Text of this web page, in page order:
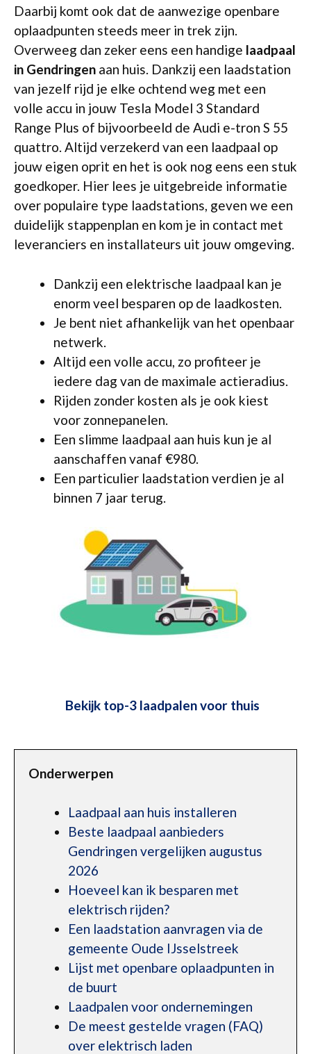
Daarbij komt ook dat de aanwezige openbare
oplaadpunten steeds meer in trek zijn.
Overweeg dan zeker eens een handige laadpaal
in Gendringen aan huis. Dankzij een laadstation
van jezelf rijd je elke ochtend weg met een
volle accu in jouw Tesla Model 3 Standard
Range Plus of bijvoorbeeld de Audi e-tron S 55
quattro. Altijd verzekerd van een laadpaal op
jouw eigen oprit en het is ook nog eens een stuk
goedkoper. Hier lees je uitgebreide informatie
over populaire type laadstations, geven we een
duidelijk stappenplan en kom je in contact met
leveranciers en installateurs uit jouw omgeving.
Dankzij een elektrische laadpaal kan je
enorm veel besparen op de laadkosten.
Je bent niet afhankelijk van het openbaar
netwerk.
Altijd een volle accu, zo profiteer je
iedere dag van de maximale actieradius.
Rijden zonder kosten als je ook kiest
voor zonnepanelen.
Een slimme laadpaal aan huis kun je al
aanschaffen vanaf €980.
Een particulier laadstation verdien je al
binnen 7 jaar terug.
Bekijk top-3 laadpalen voor thuis
Onderwerpen
Laadpaal aan huis installeren
Beste laadpaal aanbieders
Gendringen vergelijken augustus
2026
Hoeveel kan ik besparen met
elektrisch rijden?
Een laadstation aanvragen via de
gemeente Oude IJsselstreek
Lijst met openbare oplaadpunten in
de buurt
Laadpalen voor ondernemingen
De meest gestelde vragen (FAQ)
over elektrisch laden